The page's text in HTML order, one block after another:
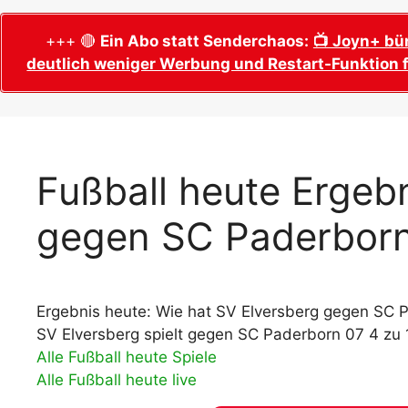
Wer wird Fußball-Weltmeister 2026?
Alle WM 2026 Trainer
Adidas Trionda: offizielle WM 2026
Spielball
Alle Nationalspieler der FIFA Fußball WM
WM 2026 Qualifikation in Europa: Tabelle
& Spielplan
WM 2026
Termine,
WM 2026
WM 2026
Spielort
Fußball WM
Ausfüllen &
+++ 🔴 Ein Abo statt Senderchaos: 📺 Joyn+
deutlich weniger Werbung und Restart-
Fußball heute
gegen SC
Ergebnis heute: Wie hat SV Elversberg gegen SC
SV Elversberg spielt gegen SC Paderborn 07 4 zu
Alle Fußball heute Spiele
Alle Fußball heute live